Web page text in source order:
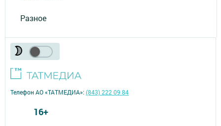
Разное
Телефон АО «ТАТМЕДИА»:(843) 222 09 84
16+